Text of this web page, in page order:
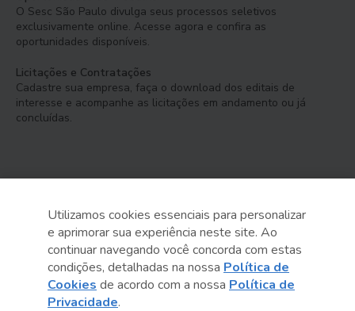
O Sesc São Paulo divulga seus processos seletivos
exclusivamente online. Acesse agora e confira as
oportunidades disponíveis.
Licitações e Contratações
Cadastre sua empresa, faça o download dos editais de
interesse e acompanhe as licitações em andamento ou já
concluídas.
Serviço Social do Comércio
Administração Regional no Estado de São Paulo
Sesc São Paulo por aí:
Utilizamos cookies essenciais para personalizar
e aprimorar sua experiência neste site. Ao
continuar navegando você concorda com estas
condições, detalhadas na nossa Política de
Cookies de acordo com a nossa Política de
Privacidade.